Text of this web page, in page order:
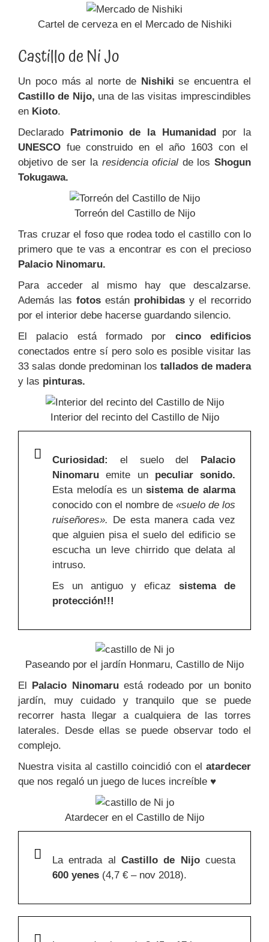
Cartel de cerveza en el Mercado de Nishiki
Castillo de Ni Jo
Un poco más al norte de Nishiki se encuentra el
Castillo de Nijo, una de las visitas imprescindibles
en Kioto.
Declarado Patrimonio de la Humanidad por la
UNESCO fue construido en el año 1603 con el
objetivo de ser laresidencia oficial de los Shogun
Tokugawa.
Torreón del Castillo de Nijo
Tras cruzar el foso que rodea todo el castillo con lo
primero que te vas a encontrar es con el precioso
Palacio Ninomaru.
Para acceder al mismo hay que descalzarse.
Además las fotos están prohibidas y el recorrido
por el interior debe hacerse guardando silencio.
El palacio está formado por cinco edificios
conectados entre sí pero solo es posible visitar las
33 salas donde predominan los tallados de madera
y las pinturas.
Interior del recinto del Castillo de Nijo
Curiosidad: el suelo del Palacio
Ninomaruemite un peculiar sonido.
Esta melodía es unsistema de alarma
conocido con el nombre de «suelo de los
ruiseñores». De esta manera cada vez
que alguien pisa el suelo del edificio se
escucha un leve chirrido que delata al
intruso.
Es un antiguo y eficaz sistema de
protección!!!
Paseando por el jardín Honmaru, Castillo de Nijo
El Palacio Ninomaruestá rodeado por un bonito
jardín, muy cuidado y tranquilo que se puede
recorrer hasta llegar a cualquiera de las torres
laterales. Desde ellas se puede observar todo el
complejo.
Nuestra visita al castillo coincidió con el atardecer
que nos regaló un juego de luces increíble ♥
Atardecer en el Castillo de Nijo
La entrada al Castillo de Nijocuesta
600 yenes (4,7 € – nov 2018).